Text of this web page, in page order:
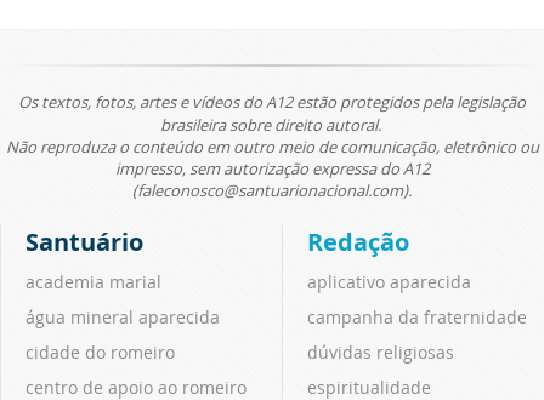
Os textos, fotos, artes e vídeos do A12 estão protegidos pela legislação
brasileira sobre direito autoral.
Não reproduza o conteúdo em outro meio de comunicação, eletrônico ou
impresso, sem autorização expressa do A12
(faleconosco@santuarionacional.com).
Santuário
academia marial
água mineral aparecida
cidade do romeiro
centro de apoio ao romeiro
Redação
aplicativo aparecida
campanha da fraternidade
dúvidas religiosas
espiritualidade